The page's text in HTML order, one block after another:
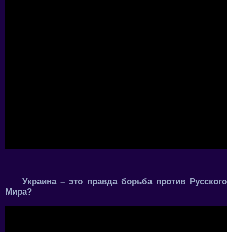
Украина – это правда борьба против Русского
Мира?